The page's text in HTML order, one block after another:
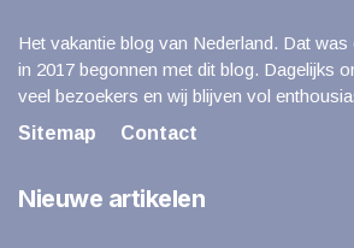
Het vakantie blog van Nederland. Dat
in 2017 begonnen met dit blog. Dagelijks
veel bezoekers en wij blijven vol
Sitemap
Contact
Nieuwe artikelen